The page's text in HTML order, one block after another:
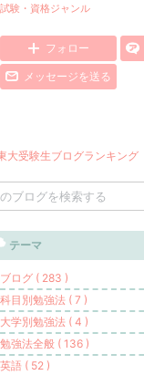
試験・資格ジャンル
フォロー
メッセージを送る
テーマ
ブログ ( 283 )
科目別勉強法 ( 7 )
大学別勉強法 ( 4 )
勉強法全般 ( 136 )
英語 ( 52 )